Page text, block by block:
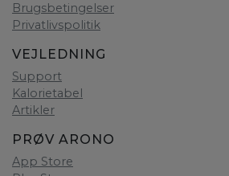
Brugsbetingelser
Privatlivspolitik
VEJLEDNING
Support
Kalorietabel
Artikler
PRØV ARONO
App Store